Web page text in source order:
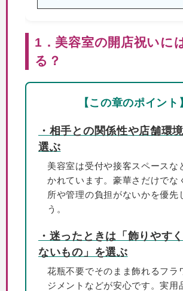
1．美容室の開店祝いに
る？
【この章のポイント
・相手との関係性や店舗環
選ぶ
美容室は受付や接客スペースな
かれています。豪華さだけでな
所や管理の負担がないかを優先
う。
・迷ったときは「飾りやす
ないもの」を選ぶ
花瓶不要でそのまま飾れるフラ
ジメントなどが安心です。実用